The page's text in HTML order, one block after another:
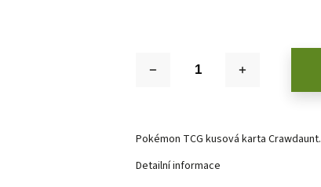
Pokémon TCG kusová karta Crawdaunt.
Detailní informace